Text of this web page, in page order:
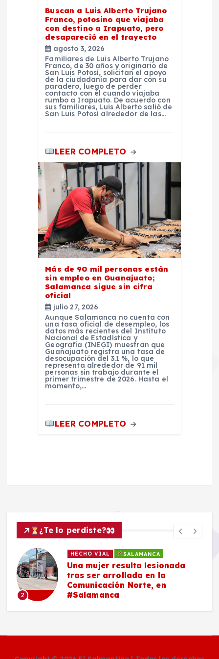
Buscan a Luis Alberto Trujano
Franco, potosino que viajaba
con destino a Irapuato, pero
desapareció en el trayecto
agosto 3, 2026
Familiares de Luis Alberto Trujano
Franco, de 30 años y originario de
San Luis Potosí, solicitan el apoyo
de la ciudadanía para dar con su
paradero, luego de perder
contacto con él cuando viajaba
rumbo a Irapuato. De acuerdo con
sus familiares, Luis Alberto salió de
San Luis Potosí alrededor de las…
LEER COMPLETO
Más de 90 mil personas están
sin empleo en Guanajuato;
Salamanca sigue sin cifra
oficial
julio 27, 2026
Aunque Salamanca no cuenta con
una tasa oficial de desempleo, los
datos más recientes del Instituto
Nacional de Estadística y
Geografía (INEGI) muestran que
Guanajuato registra una tasa de
desocupación del 3.1 %, lo que
representa alrededor de 91 mil
personas sin trabajo durante el
primer trimestre de 2026. Hasta el
momento,…
LEER COMPLETO
¿Te lo perdiste?
2
HECHO VIAL SALAMANCA
Una mujer resulta lesionada
tras ser arrollada en la
Comunicación Norte, en
#Salamanca